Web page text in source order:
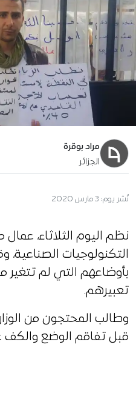
مراد بوقرة
الجزائر
نُشر يوم: 3 مارس 2020
نظم اليوم الثلاثاء،
التكنولوجيات الصناعية،
بأوضاعهم التي لم
تعبيرهم.
وطالب المحتجون من
قبل تفاقم الوضع والكف